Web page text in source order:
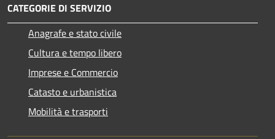
CATEGORIE DI SERVIZIO
Anagrafe e stato civile
Cultura e tempo libero
Imprese e Commercio
Catasto e urbanistica
Mobilità e trasporti